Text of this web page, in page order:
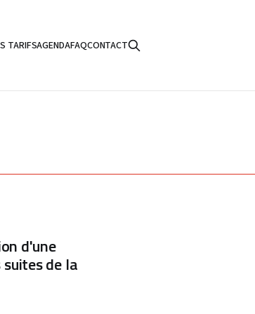
TARIFSAGENDAFAQCONTACT
d'une
de la